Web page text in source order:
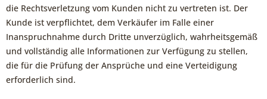
die Rechtsverletzung vom Kunden nicht zu vertreten ist. Der
Kunde ist verpflichtet, dem Verkäufer im Falle einer
Inanspruchnahme durch Dritte unverzüglich, wahrheitsgemäß
und vollständig alle Informationen zur Verfügung zu stellen,
die für die Prüfung der Ansprüche und eine Verteidigung
erforderlich sind.